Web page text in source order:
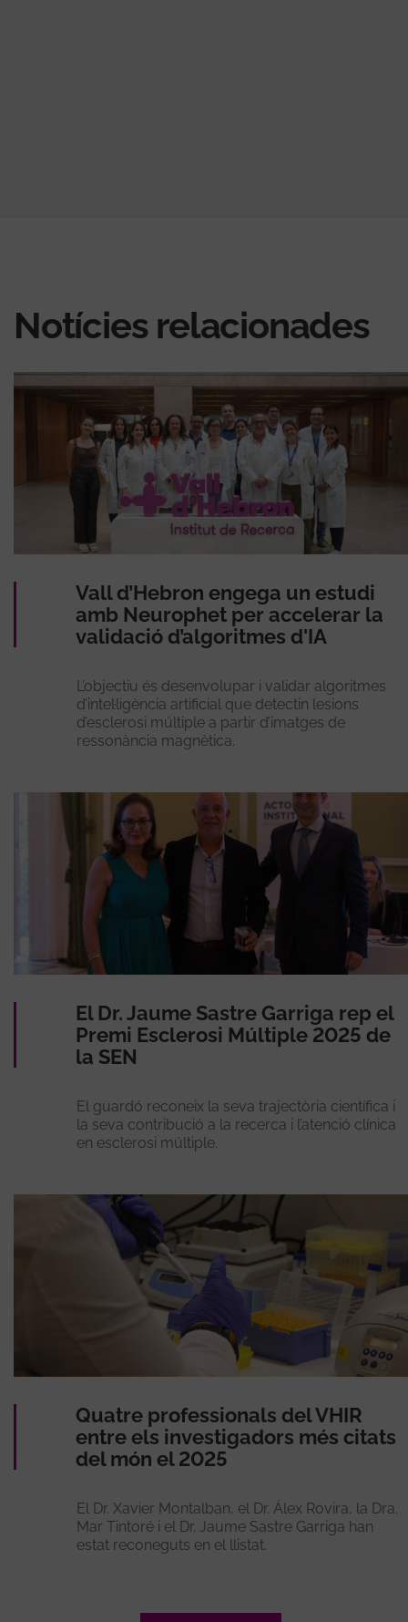
Notícies relacionades
Vall d’Hebron engega un estudi
amb Neurophet per accelerar la
validació d’algoritmes d'IA
L’objectiu és desenvolupar i validar algoritmes
d’intel·ligència artificial que detectin lesions
d’esclerosi múltiple a partir d’imatges de
ressonància magnètica.
El Dr. Jaume Sastre Garriga rep el
Premi Esclerosi Múltiple 2025 de
la SEN
El guardó reconeix la seva trajectòria científica i
la seva contribució a la recerca i l’atenció clínica
en esclerosi múltiple.
Quatre professionals del VHIR
entre els investigadors més citats
del món el 2025
El Dr. Xavier Montalban, el Dr. Álex Rovira, la Dra.
Mar Tintoré i el Dr. Jaume Sastre Garriga han
estat reconeguts en el llistat.